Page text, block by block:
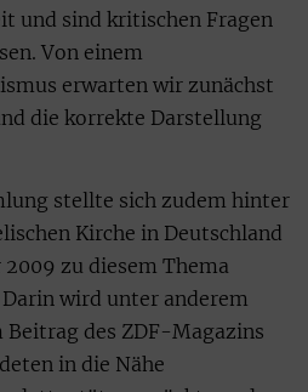
und sind kritischen Fragen
Von einem
erwarten wir zunächst
die korrekte Darstellung
stellte sich zudem hinter
Kirche in Deutschland
2009 zu diesem Thema
wird unter anderem
des ZDF-Magazins
in die Nähe